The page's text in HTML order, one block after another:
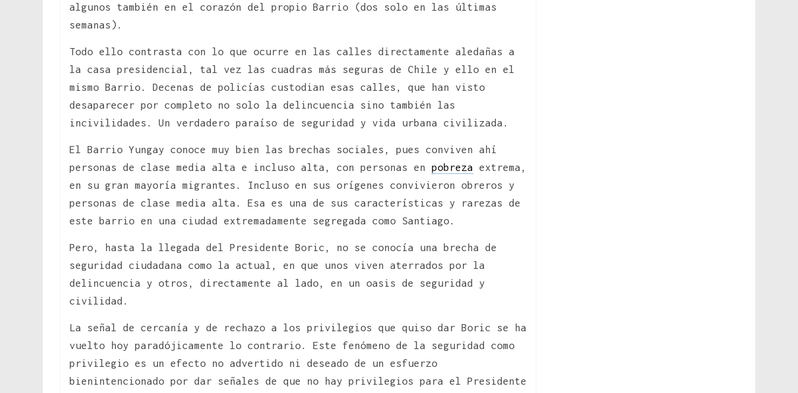
algunos también en el corazón del propio Barrio (dos solo en las últimas
semanas).
Todo ello contrasta con lo que ocurre en las calles directamente aledañas a
la casa presidencial, tal vez las cuadras más seguras de Chile y ello en el
mismo Barrio. Decenas de policías custodian esas calles, que han visto
desaparecer por completo no solo la delincuencia sino también las
incivilidades. Un verdadero paraíso de seguridad y vida urbana civilizada.
El Barrio Yungay conoce muy bien las brechas sociales, pues conviven ahí
personas de clase media alta e incluso alta, con personas en pobreza extrema,
en su gran mayoría migrantes. Incluso en sus orígenes convivieron obreros y
personas de clase media alta. Esa es una de sus características y rarezas de
este barrio en una ciudad extremadamente segregada como Santiago.
Pero, hasta la llegada del Presidente Boric, no se conocía una brecha de
seguridad ciudadana como la actual, en que unos viven aterrados por la
delincuencia y otros, directamente al lado, en un oasis de seguridad y
civilidad.
La señal de cercanía y de rechazo a los privilegios que quiso dar Boric se ha
vuelto hoy paradójicamente lo contrario. Este fenómeno de la seguridad como
privilegio es un efecto no advertido ni deseado de un esfuerzo
bienintencionado por dar señales de que no hay privilegios para el Presidente